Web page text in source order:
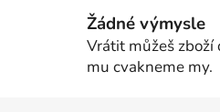
Žádné výmysle
Vrátit můžeš zboží
mu cvakneme my.